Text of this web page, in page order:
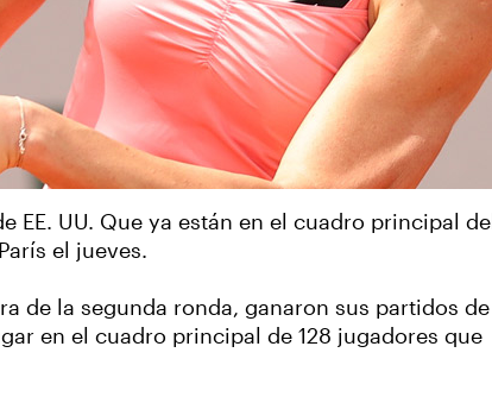
EE. UU. Que ya están en el cuadro principal del
el jueves.
de la segunda ronda, ganaron sus partidos de
en el cuadro principal de 128 jugadores que